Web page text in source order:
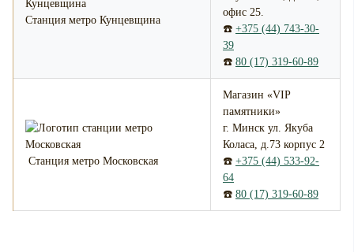
Станция метро Кунцевщина
офис 25.
☎️ +375 (44) 743-30-
39
☎️ 80 (17) 319-60-89
Станция метро Московская
Магазин «VIP
памятники»
г. Минск ул. Якуба
Коласа, д.73 корпус 2
☎️ +375 (44) 533-92-
64
☎️ 80 (17) 319-60-89